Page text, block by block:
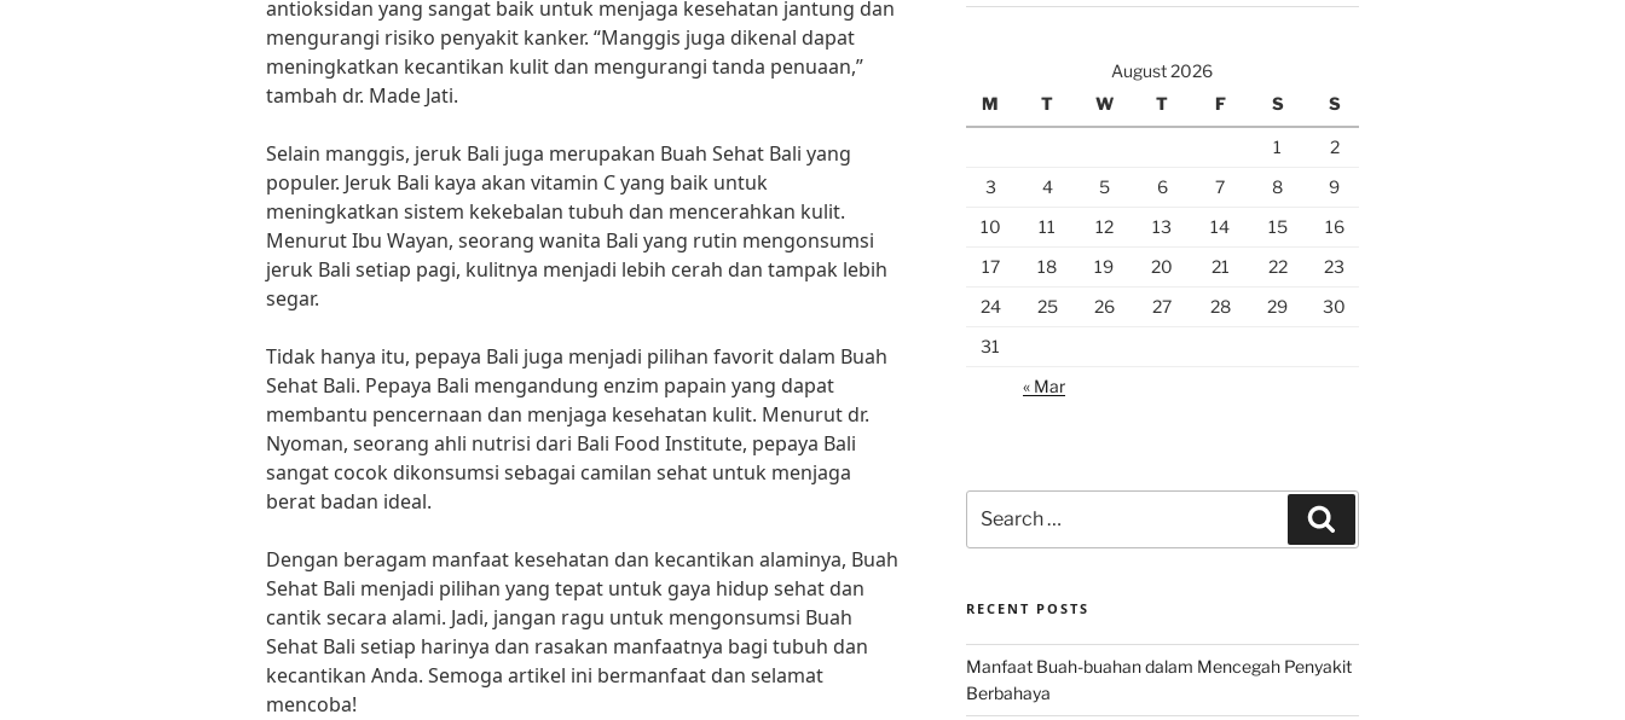
antioksidan yang sangat baik untuk menjaga kesehatan jantung dan
mengurangi risiko penyakit kanker. “Manggis juga dikenal dapat
meningkatkan kecantikan kulit dan mengurangi tanda penuaan,”
tambah dr. Made Jati.
Selain manggis, jeruk Bali juga merupakan Buah Sehat Bali yang
populer. Jeruk Bali kaya akan vitamin C yang baik untuk
meningkatkan sistem kekebalan tubuh dan mencerahkan kulit.
Menurut Ibu Wayan, seorang wanita Bali yang rutin mengonsumsi
jeruk Bali setiap pagi, kulitnya menjadi lebih cerah dan tampak lebih
segar.
Tidak hanya itu, pepaya Bali juga menjadi pilihan favorit dalam Buah
Sehat Bali. Pepaya Bali mengandung enzim papain yang dapat
membantu pencernaan dan menjaga kesehatan kulit. Menurut dr.
Nyoman, seorang ahli nutrisi dari Bali Food Institute, pepaya Bali
sangat cocok dikonsumsi sebagai camilan sehat untuk menjaga
berat badan ideal.
Dengan beragam manfaat kesehatan dan kecantikan alaminya, Buah
Sehat Bali menjadi pilihan yang tepat untuk gaya hidup sehat dan
cantik secara alami. Jadi, jangan ragu untuk mengonsumsi Buah
Sehat Bali setiap harinya dan rasakan manfaatnya bagi tubuh dan
kecantikan Anda. Semoga artikel ini bermanfaat dan selamat
mencoba!
August 2026
M
T W T F S S
1
2
3
4 5 6 7 8
9
10
11 12 13 14 15
16
17
18 19 20 21 22
23
24
25 26 27 28 29
30
31
« Mar
for:
RECENT POSTS
Manfaat Buah-buahan dalam Mencegah Penyakit
Berbahaya